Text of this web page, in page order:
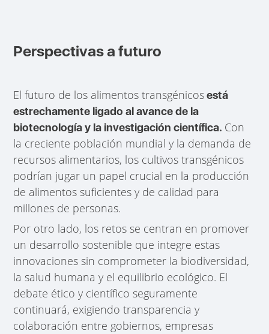
Perspectivas a futuro
El futuro de los alimentos transgénicosestá
estrechamente ligado al avance de la
biotecnología y la investigación científica. Con
la creciente población mundial y la demanda de
recursos alimentarios, los cultivos transgénicos
podrían jugar un papel crucial en la producción
de alimentos suficientes y de calidad para
millones de personas.
Por otro lado, los retos se centran en promover
un desarrollo sostenible que integre estas
innovaciones sin comprometer la biodiversidad,
la salud humana y el equilibrio ecológico. El
debate ético y científico seguramente
continuará, exigiendo transparencia y
colaboración entre gobiernos, empresas